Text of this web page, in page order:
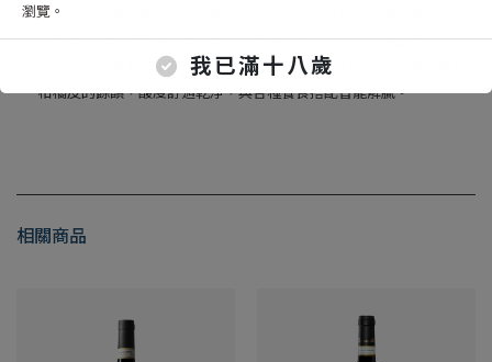
瀏覽。
我已滿十八歲
香氣迷人，首先撲鼻而來的是清新的柑橘、白桃與青蘋果的果香，隨
後散發出優雅的白色花香以及淡淡的礦石氣息。口感輕盈且充滿活
力。微氣泡帶來的觸感細柔平衡。入喉後能感受到豐沛的熱帶水果與
柑橘皮的餘韻，酸度舒適乾淨，與各種餐食搭配皆能解膩。
相關商品